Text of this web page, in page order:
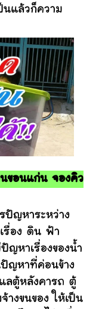
นแล้วก็ความ
ขอนแก่น จองคิว
หาระหว่าง
รื่อง ดิน ฟ้า
ญหาเรื่องของน้ำ
นปัญหาที่ค่อนข้าง
ลตู้หลังคารถ ตู้
งขนของ ให้เป็น